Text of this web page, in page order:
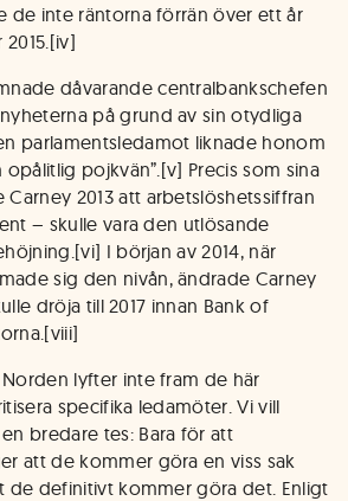
de inte räntorna förrän över ett år
dåvarande centralbankschefen
på grund av sin otydliga
parlamentsledamot liknade honom
pojkvän”.[v] Precis som sina
Carney 2013 att arbetslöshetssiffran
– skulle vara den utlösande
I början av 2014, när
sig den nivån, ändrade Carney
dröja till 2017 innan Bank of
lyfter inte fram de här
specifika ledamöter. Vi vill
bredare tes: Bara för att
att de kommer göra en viss sak
de definitivt kommer göra det. Enligt